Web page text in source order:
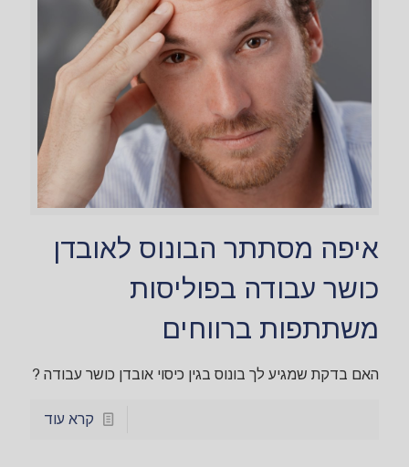
איפה מסתתר הבונוס לאובדן
כושר עבודה בפוליסות
משתתפות ברווחים
האם בדקת שמגיע לך בונוס בגין כיסוי אובדן כושר עבודה ?
קרא עוד